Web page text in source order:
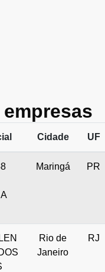
Cidade UF
Maringá PR
Rio de
Janeiro
RJ